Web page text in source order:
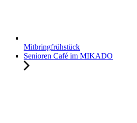
Mitbringfrühstück
Senioren Café im MIKADO